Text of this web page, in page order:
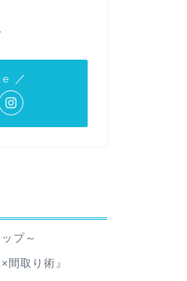
／
プ～
間取り術』